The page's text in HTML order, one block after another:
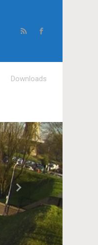
Downloads
Volgende